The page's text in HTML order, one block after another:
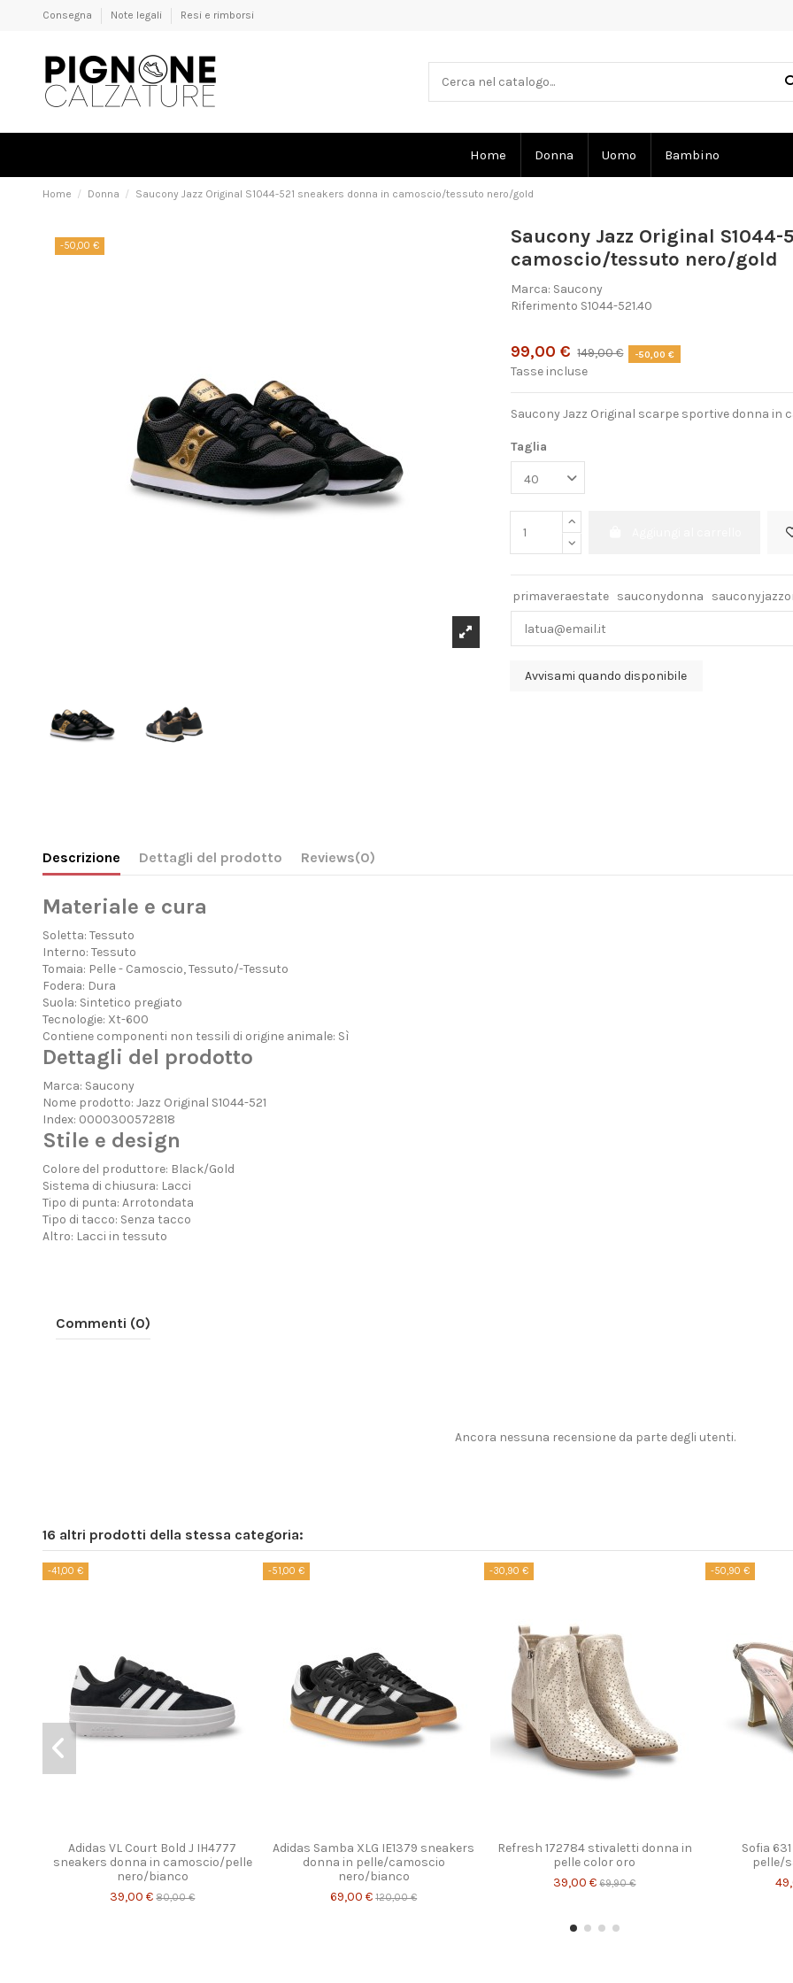
Consegna Note legali Resi e rimborsi
Home Donna Uomo Bambino
Home Donna Saucony Jazz Original S1044-521 sneakers donna in camoscio/tessuto nero/gold
-50,00 €
Saucony Jazz Original
camoscio/tessuto nero/gold
Marca: Saucony
Riferimento S1044-521.40
99,00 € 149,00 € -50,00 €
Tasse incluse
Saucony Jazz Original scarpe sportive donna in
Taglia
primaveraestate sauconydonna
Descrizione Dettagli del prodotto Reviews(0)
Materiale e cura
Soletta: Tessuto
Interno: Tessuto
Tomaia: Pelle - Camoscio, Tessuto/-Tessuto
Fodera: Dura
Suola: Sintetico pregiato
Tecnologie: Xt-600
Contiene componenti non tessili di origine animale: Sì
Dettagli del prodotto
Marca: Saucony
Nome prodotto: Jazz Original S1044-521
Index: 0000300572818
Stile e design
Colore del produttore: Black/Gold
Sistema di chiusura: Lacci
Tipo di punta: Arrotondata
Tipo di tacco: Senza tacco
Altro: Lacci in tessuto
Commenti (0)
Ancora nessuna recensione da parte degli utenti.
16 altri prodotti della stessa categoria:
-41,00 €
Adidas VL Court Bold J IH4777
sneakers donna in camoscio/pelle
nero/bianco
39,00 €80,00 €
-51,00 €
Adidas Samba XLG IE1379 sneakers
donna in pelle/camoscio
nero/bianco
69,00 €120,00 €
-30,90 €
Refresh 172784 stivaletti donna in
pelle color oro
39,00 €69,90 €
-50,90 €
Sofia
pelle/